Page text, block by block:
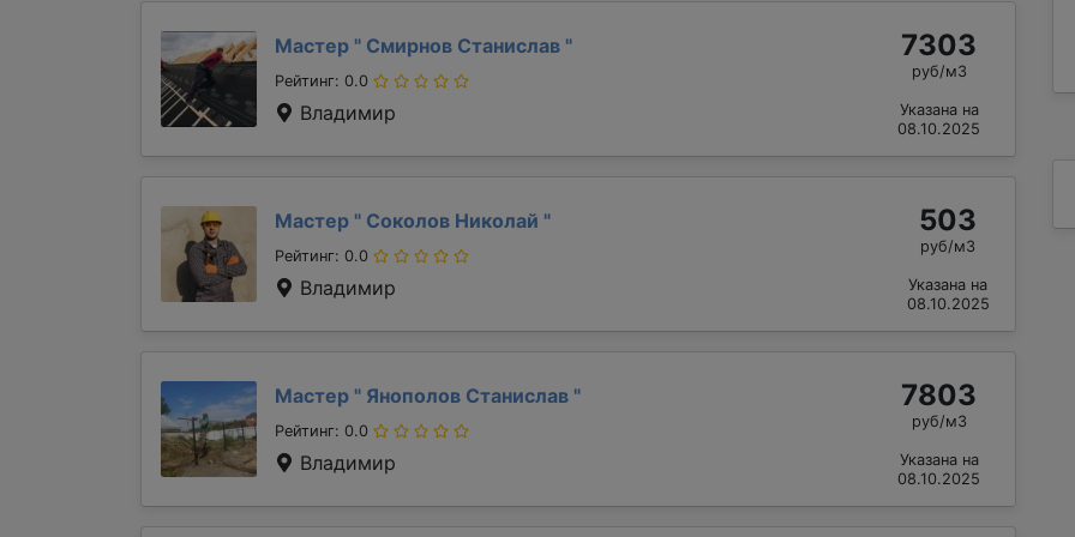
Мастер " Смирнов Станислав "
Рейтинг: 0.0
Владимир
7303
руб/м3
Указана на
08.10.2025
Мастер " Соколов Николай "
Рейтинг: 0.0
Владимир
503
руб/м3
Указана на
08.10.2025
Мастер " Янополов Станислав "
Рейтинг: 0.0
Владимир
7803
руб/м3
Указана на
08.10.2025